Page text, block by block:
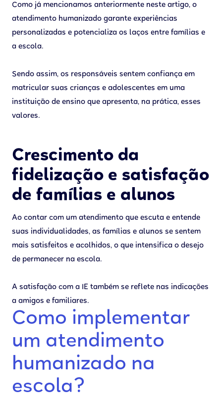
Como já mencionamos anteriormente neste artigo, o
atendimento humanizado garante experiências
personalizadas e potencializa os laços entre famílias e
a escola.
Sendo assim, os responsáveis sentem confiança em
matricular suas crianças e adolescentes em uma
instituição de ensino que apresenta, na prática, esses
valores.
Crescimento da
fidelização e satisfação
de famílias e alunos
Ao contar com um atendimento que escuta e entende
suas individualidades, as famílias e alunos se sentem
mais satisfeitos e acolhidos, o que intensifica o desejo
de permanecer na escola.
A satisfação com a IE também se reflete nas indicações
a amigos e familiares.
Como implementar
um atendimento
humanizado na
escola?